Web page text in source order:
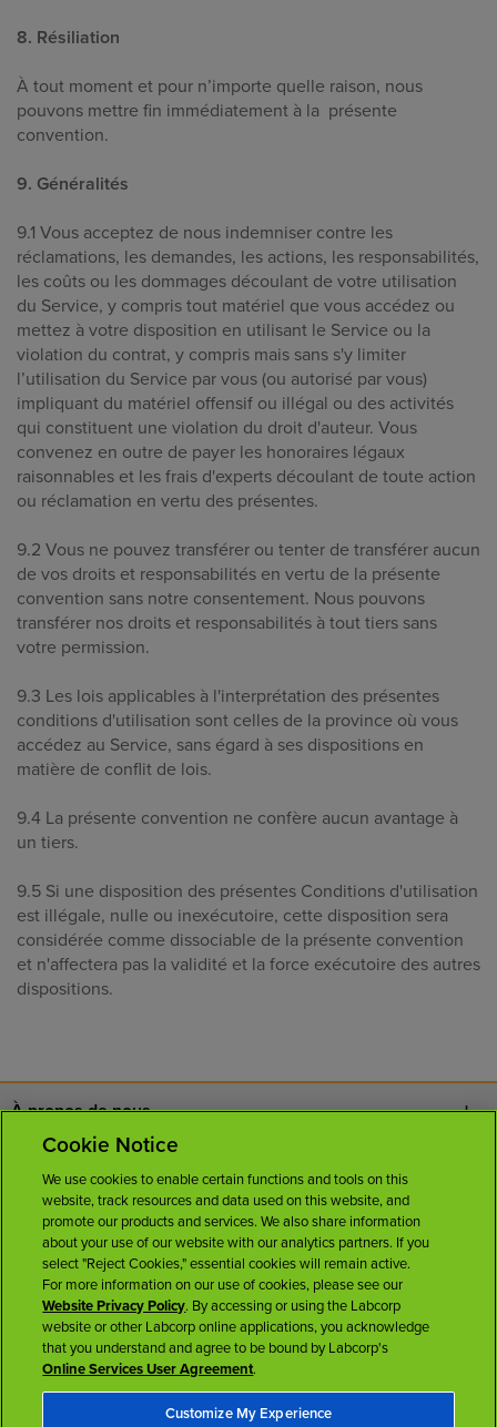
8. Résiliation
À tout moment et pour n’importe quelle raison, nous
pouvons mettre fin immédiatement à la présente
convention.
9. Généralités
9.1 Vous acceptez de nous indemniser contre les
réclamations, les demandes, les actions, les responsabilités,
les coûts ou les dommages découlant de votre utilisation
du Service, y compris tout matériel que vous accédez ou
mettez à votre disposition en utilisant le Service ou la
violation du contrat, y compris mais sans s'y limiter
l’utilisation du Service par vous (ou autorisé par vous)
impliquant du matériel offensif ou illégal ou des activités
qui constituent une violation du droit d'auteur. Vous
convenez en outre de payer les honoraires légaux
raisonnables et les frais d'experts découlant de toute action
ou réclamation en vertu des présentes.
9.2 Vous ne pouvez transférer ou tenter de transférer aucun
de vos droits et responsabilités en vertu de la présente
convention sans notre consentement. Nous pouvons
transférer nos droits et responsabilités à tout tiers sans
votre permission.
9.3 Les lois applicables à l'interprétation des présentes
conditions d'utilisation sont celles de la province où vous
accédez au Service, sans égard à ses dispositions en
matière de conflit de lois.
9.4 La présente convention ne confère aucun avantage à
un tiers.
9.5 Si une disposition des présentes Conditions d'utilisation
est illégale, nulle ou inexécutoire, cette disposition sera
considérée comme dissociable de la présente convention
et n'affectera pas la validité et la force exécutoire des autres
dispositions.
À propos de nous
Carrières
Salle de presse
Licences
Cookie Notice
We use cookies to enable certain functions and tools on this
website, track resources and data used on this website, and
promote our products and services. We also share information
about your use of our website with our analytics partners. If you
select "Reject Cookies," essential cookies will remain active.
For more information on our use of cookies, please see our
Website Privacy Policy. By accessing or using the Labcorp
website or other Labcorp online applications, you acknowledge
that you understand and agree to be bound by Labcorp's
Online Services User Agreement.
Customize My Experience